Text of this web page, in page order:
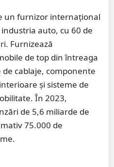
un furnizor internațional
auto, cu 60 de
Furnizează
de top din întreaga
cablaje, componente
și sisteme de
În 2023,
de 5,6 miliarde de
75.000 de